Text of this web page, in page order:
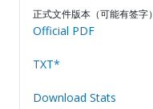
正式文件版本（可能有签字）
Official PDF
TXT*
Download Stats